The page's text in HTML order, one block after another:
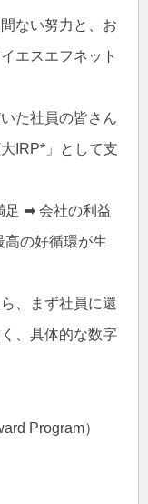
ない努力と、お
エスエフネット
た社員の皆さん
IRP*」として支
足 ➡ 会社の利益
の好循環が生
、まず社員に還
、具体的な数字
Program）